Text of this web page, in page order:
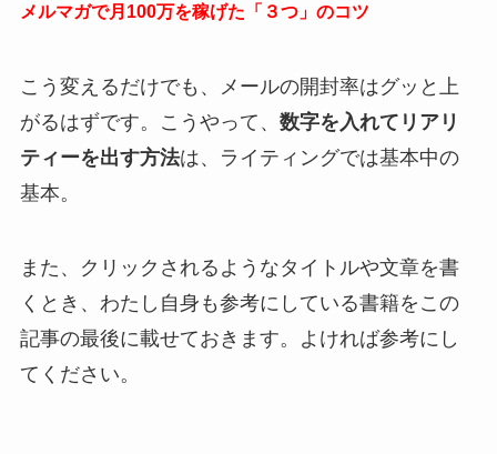
メルマガで月100万を稼げた「３つ」のコツ
こう変えるだけでも、メールの開封率はグッと上
がるはずです。こうやって、 数字を入れてリアリ
ティーを出す方法は、ライティングでは基本中の
基本。
また、クリックされるようなタイトルや文章を書
くとき、わたし自身も参考にしている書籍をこの
記事の最後に載せておきます。よければ参考にし
てください。